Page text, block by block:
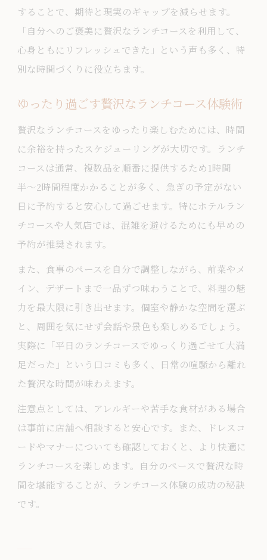
することで、期待と現実のギャップを減らせます。
「自分へのご褒美に贅沢なランチコースを利用して、
心身ともにリフレッシュできた」という声も多く、特
別な時間づくりに役立ちます。
ゆったり過ごす贅沢なランチコース体験術
贅沢なランチコースをゆったり楽しむためには、時間
に余裕を持ったスケジューリングが大切です。ランチ
コースは通常、複数品を順番に提供するため1時間
半〜2時間程度かかることが多く、急ぎの予定がない
日に予約すると安心して過ごせます。特にホテルラン
チコースや人気店では、混雑を避けるためにも早めの
予約が推奨されます。
また、食事のペースを自分で調整しながら、前菜やメ
イン、デザートまで一品ずつ味わうことで、料理の魅
力を最大限に引き出せます。個室や静かな空間を選ぶ
と、周囲を気にせず会話や景色も楽しめるでしょう。
実際に「平日のランチコースでゆっくり過ごせて大満
足だった」という口コミも多く、日常の喧騒から離れ
た贅沢な時間が味わえます。
注意点としては、アレルギーや苦手な食材がある場合
は事前に店舗へ相談すると安心です。また、ドレスコ
ードやマナーについても確認しておくと、より快適に
ランチコースを楽しめます。自分のペースで贅沢な時
間を堪能することが、ランチコース体験の成功の秘訣
です。